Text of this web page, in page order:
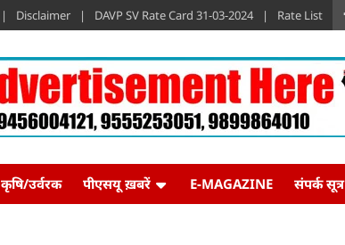
Disclaimer DAVP SV Rate Card 31-03-2024 Rate List
कृषि/उर्वरक पीएसयू ख़बरें E-MAGAZINE संपर्क सूत्र